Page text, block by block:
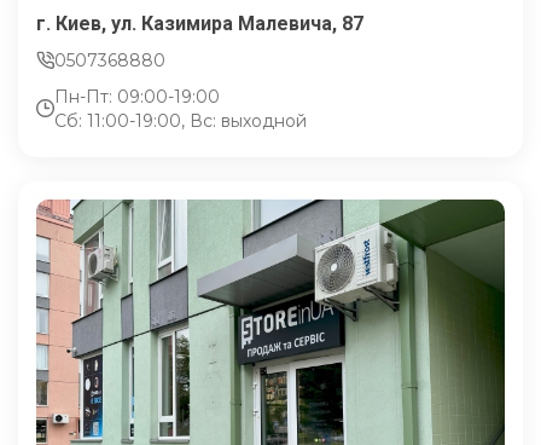
г. Киев, ул. Казимира Малевича, 87
0507368880
Пн-Пт: 09:00-19:00
Сб: 11:00-19:00, Вс: выходной